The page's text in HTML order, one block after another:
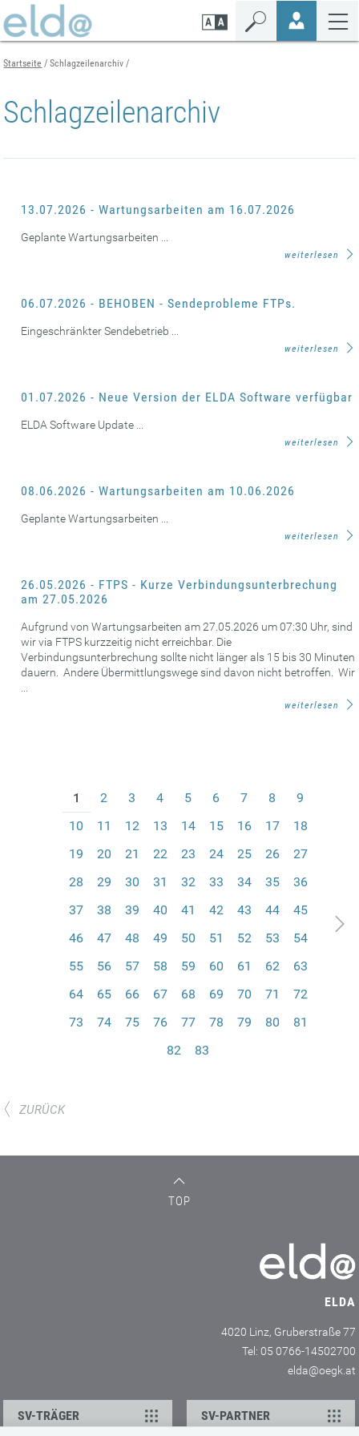
Seiteninhalt
springen
Navigation
springen
Mobilen
Navigation
springen
Startseite Schlagzeilenarchiv
Schlagzeilenarchiv
13.07.2026 - Wartungsarbeiten am 16.07.2026
Geplante Wartungsarbeiten ...
weiterlesen
06.07.2026 - BEHOBEN - Sendeprobleme FTPs.
Eingeschränkter Sendebetrieb ...
weiterlesen
01.07.2026 - Neue Version der ELDA Software verfügbar
ELDA Software Update ...
weiterlesen
08.06.2026 - Wartungsarbeiten am 10.06.2026
Geplante Wartungsarbeiten ...
weiterlesen
26.05.2026 - FTPS - Kurze Verbindungsunterbrechung
am 27.05.2026
Aufgrund von Wartungsarbeiten am 27.05.2026 um 07:30 Uhr, sind
wir via FTPS kurzzeitig nicht erreichbar. Die
Verbindungsunterbrechung sollte nicht länger als 15 bis 30 Minuten
dauern. Andere Übermittlungswege sind davon nicht betroffen. Wir
weiterlesen
1 2 3 4 5 6 7 8
9
10
11 12 13 14 15 16 17
18
19
20 21 22 23 24 25 26
27
28
29 30 31 32 33 34 35
36
37
38 39 40 41 42 43 44
45
46
47 48 49 50 51 52 53
54
55
56 57 58 59 60 61 62
63
64
65 66 67 68 69 70 71
72
73
74 75 76 77 78 79 80
81
82
83
ZURÜCK
TOP
ELDA
4020 Linz, Gruberstraße 77
Tel: 05 0766-14502700
elda@oegk.at
SV-TRÄGER SV-PARTNER